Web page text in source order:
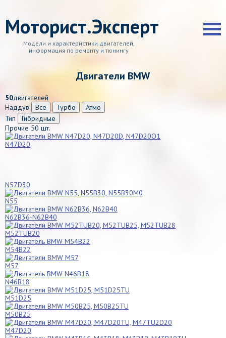
Моторист.Эксперт
Модели и характеристики двигателей,
информация по ремонту и тюнингу
Двигатели BMW
50двигателей
Наддув
Все Турбо
Атмо
Тип
Гибридные
Прочие 50 шт.
N47D20
N57D30
N55
N62B36-N62B40
M52TUB20
M54B22
M57
N46B18
M51D25
M50B25
M47D20